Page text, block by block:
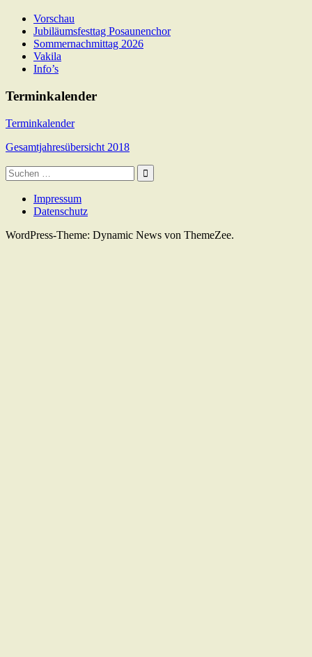
Vorschau
Jubiläumsfesttag Posaunenchor
Sommernachmittag 2026
Vakila
Info’s
Terminkalender
Terminkalender
Gesamtjahresübersicht 2018
Suche
nach:
Impressum
Datenschutz
WordPress-Theme: Dynamic News von ThemeZee.